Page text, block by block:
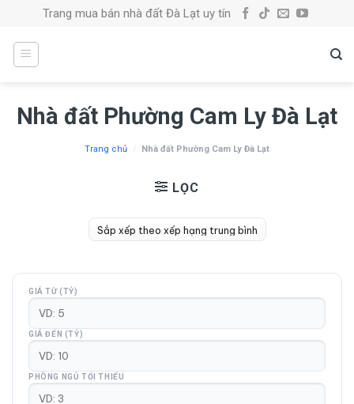
content
Trang mua bán nhà đất Đà Lạt uy tín
Nhà đất Phường Cam Ly Đà Lạt
Trang chủ / Nhà đất Phường Cam Ly Đà Lạt
LỌC
GIÁ TỪ (TỶ)
GIÁ ĐẾN (TỶ)
PHÒNG NGỦ TỐI THIỂU